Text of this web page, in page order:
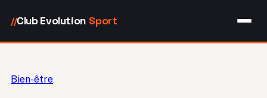
//Club Evolution Sport
Bien-être